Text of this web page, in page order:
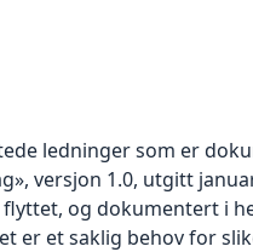
ledninger som er
versjon 1.0, utgitt
og dokumentert i
er et saklig behov for